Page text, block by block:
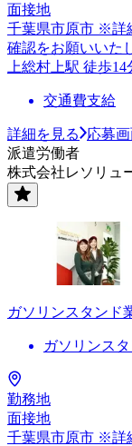
面接地
千葉県市原市 ※詳
確認をお願いいた
上総村上駅 徒歩
交通費支給
詳細を見る
応募
派遣労働者
株式会社レソリュ
ガソリンスタンド
ガソリンス
勤務地
面接地
千葉県市原市 ※詳